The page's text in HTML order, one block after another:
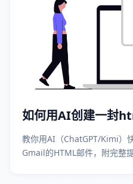
如何用AI创建一封
教你用AI（ChatGPT/Kimi）
Gmail的HTML邮件，附完整